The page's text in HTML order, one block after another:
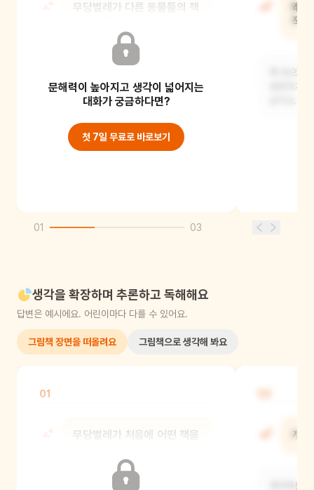
무당벌레가 다른 동물들의 책
기분이었을까?
무당벌레는 새로운 모험을 하게 되어
신나고 설레었을 것 같아요. 다른 동물
문해력이 높아지고 생각이 넓어지는
대화가 궁금하다면?
첫 7일 무료로 바로보기
왜
작
책 속으로
표현하기
01 03
생각을 확장하며 추론하고 독해해요
답변은 예시에요. 어린이마다 다를 수 있어요.
그림책 장면을 떠올려요 그림책으로 생각해 봐요
01
무당벌레가 처음에 어떤 책을
개
개구리는